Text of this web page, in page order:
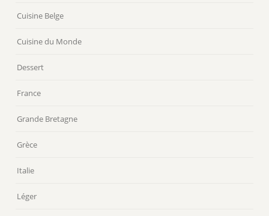
Cuisine Belge
Cuisine du Monde
Dessert
France
Grande Bretagne
Grèce
Italie
Léger